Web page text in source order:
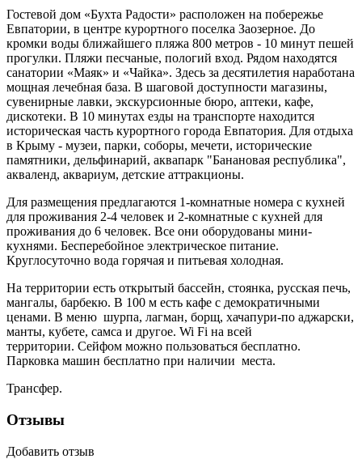
Гостевой дом «Бухта Радости» расположен на побережье
Евпатории, в центре курортного поселка Заозерное. До
кромки воды ближайшего пляжа 800 метров - 10 минут пешей
прогулки. Пляжи песчаные, пологий вход. Рядом находятся
санатории «Маяк» и «Чайка». Здесь за десятилетия наработана
мощная лечебная база. В шаговой доступности магазины,
сувенирные лавки, экскурсионные бюро, аптеки, кафе,
дискотеки. В 10 минутах езды на транспорте находится
историческая часть курортного города Евпатория. Для отдыха
в Крыму - музеи, парки, соборы, мечети, исторические
памятники, дельфинарий, аквапарк "Банановая республика",
акваленд, аквариум, детские аттракционы.
Для размещения предлагаются 1-комнатные номера с кухней
для проживания 2-4 человек и 2-комнатные с кухней для
проживания до 6 человек. Все они оборудованы мини-
кухнями. Бесперебойное электрическое питание.
Круглосуточно вода горячая и питьевая холодная.
На территории есть открытый бассейн, стоянка, русская печь,
мангалы, барбекю. В 100 м есть кафе с демократичными
ценами. В меню шурпа, лагман, борщ, хачапури-по аджарски,
манты, кубете, самса и другое. Wi Fi на всей
территории. Сейфом можно пользоваться бесплатно.
Парковка машин бесплатно при наличии места.
Трансфер.
Отзывы
Добавить отзыв